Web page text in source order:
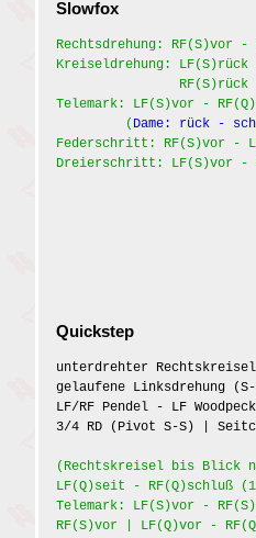
Slowfox
Rechtsdrehung: RF(S)vor
Kreiseldrehung:
RF(S)rück -
Telemark: LF(S)vor -
( Dame: rück -
Federschritt: RF(S)vor -
Dreierschritt: LF(S)vor -
Quickstep
unterdrehter
gelaufene Linksdrehung
LF/RF Pendel - LF
3/4 RD (Pivot S-S) |
(Rechtskreisel bis Blick
LF(Q)seit - RF(Q)schluß
Telemark: LF(S)vor -
RF(S)vor | LF(Q)vor -